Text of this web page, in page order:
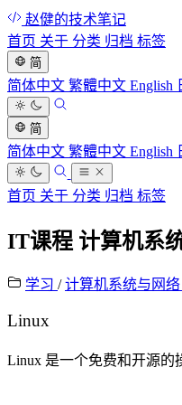
赵健的技术笔记
首页 关于 分类 归档 标签
简
简体中文 繁體中文 English
简
简体中文 繁體中文 English
首页 关于 分类 归档 标签
IT课程 计算机系
学习 / 计算机系统与网络
Linux
Linux 是一个免费和开源的